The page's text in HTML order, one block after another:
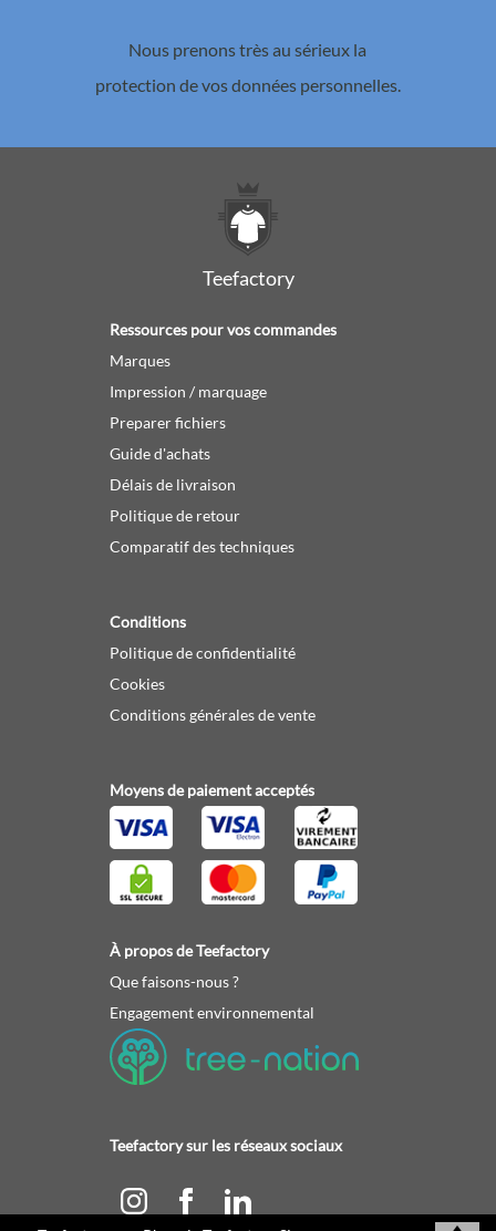
Nous prenons très au sérieux la
protection de vos données personnelles.
Teefactory
Ressources pour vos commandes
Marques
Impression / marquage
Preparer fichiers
Guide d'achats
Délais de livraison
Politique de retour
Comparatif des techniques
Conditions
Politique de confidentialité
Cookies
Conditions générales de vente
Moyens de paiement acceptés
À propos de Teefactory
Que faisons-nous ?
Engagement environnemental
Teefactory sur les réseaux sociaux